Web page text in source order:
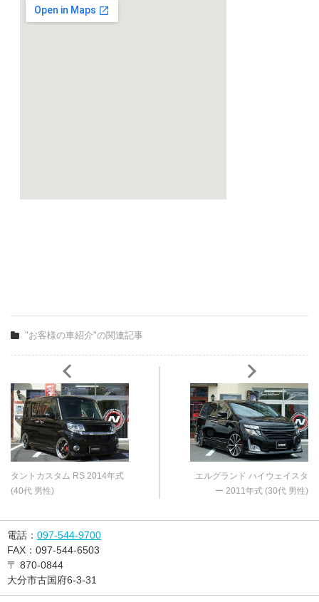
"お客様の車紹介"の関連記事
タントカスタム RS 2014年式
(40代 男性)
エルグランド ハイウェイスタ
ー 2011年式 (30代 男性)
電話： 097-544-9700
FAX： 097-544-6503
〒 870-0844
大分市古国府6-3-31